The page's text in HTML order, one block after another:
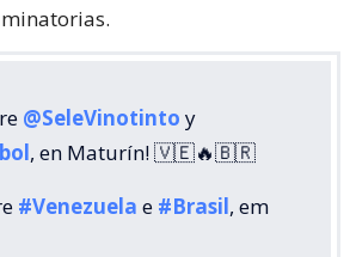
@SeleVinotinto y
, en Maturín! 🇻🇪🔥🇧🇷
#Venezuela e #Brasil, em